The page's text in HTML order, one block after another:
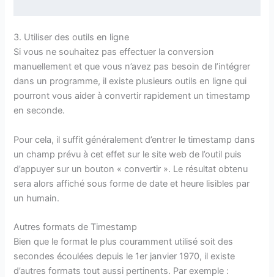
3. Utiliser des outils en ligne
Si vous ne souhaitez pas effectuer la conversion
manuellement et que vous n’avez pas besoin de l’intégrer
dans un programme, il existe plusieurs outils en ligne qui
pourront vous aider à convertir rapidement un timestamp
en seconde.
Pour cela, il suffit généralement d’entrer le timestamp dans
un champ prévu à cet effet sur le site web de l’outil puis
d’appuyer sur un bouton « convertir ». Le résultat obtenu
sera alors affiché sous forme de date et heure lisibles par
un humain.
Autres formats de Timestamp
Bien que le format le plus couramment utilisé soit des
secondes écoulées depuis le 1er janvier 1970, il existe
d’autres formats tout aussi pertinents. Par exemple :